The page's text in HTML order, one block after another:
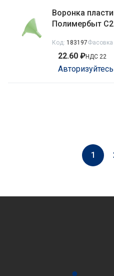
Воронка
Полимербыт
Код: 183197Фасовка
22.60 ₽НДС 22
1